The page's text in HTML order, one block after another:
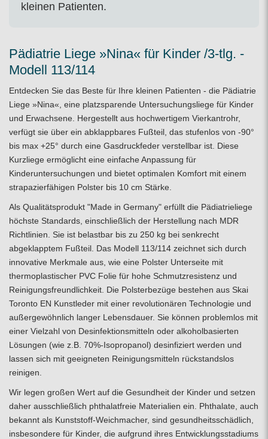
kleinen Patienten.
Pädiatrie Liege »Nina« für Kinder /3-tlg. -
Modell 113/114
Entdecken Sie das Beste für Ihre kleinen Patienten - die Pädiatrie
Liege »Nina«, eine platzsparende Untersuchungsliege für Kinder
und Erwachsene. Hergestellt aus hochwertigem Vierkantrohr,
verfügt sie über ein abklappbares Fußteil, das stufenlos von -90°
bis max +25° durch eine Gasdruckfeder verstellbar ist. Diese
Kurzliege ermöglicht eine einfache Anpassung für
Kinderuntersuchungen und bietet optimalen Komfort mit einem
strapazierfähigen Polster bis 10 cm Stärke.
Als Qualitätsprodukt "Made in Germany" erfüllt die Pädiatrieliege
höchste Standards, einschließlich der Herstellung nach MDR
Richtlinien. Sie ist belastbar bis zu 250 kg bei senkrecht
abgeklapptem Fußteil. Das Modell 113/114 zeichnet sich durch
innovative Merkmale aus, wie eine Polster Unterseite mit
thermoplastischer PVC Folie für hohe Schmutzresistenz und
Reinigungsfreundlichkeit. Die Polsterbezüge bestehen aus Skai
Toronto EN Kunstleder mit einer revolutionären Technologie und
außergewöhnlich langer Lebensdauer. Sie können problemlos mit
einer Vielzahl von Desinfektionsmitteln oder alkoholbasierten
Lösungen (wie z.B. 70%-Isopropanol) desinfiziert werden und
lassen sich mit geeigneten Reinigungsmitteln rückstandslos
reinigen.
Wir legen großen Wert auf die Gesundheit der Kinder und setzen
daher ausschließlich phthalatfreie Materialien ein. Phthalate, auch
bekannt als Kunststoff-Weichmacher, sind gesundheitsschädlich,
insbesondere für Kinder, die aufgrund ihres Entwicklungsstadiums